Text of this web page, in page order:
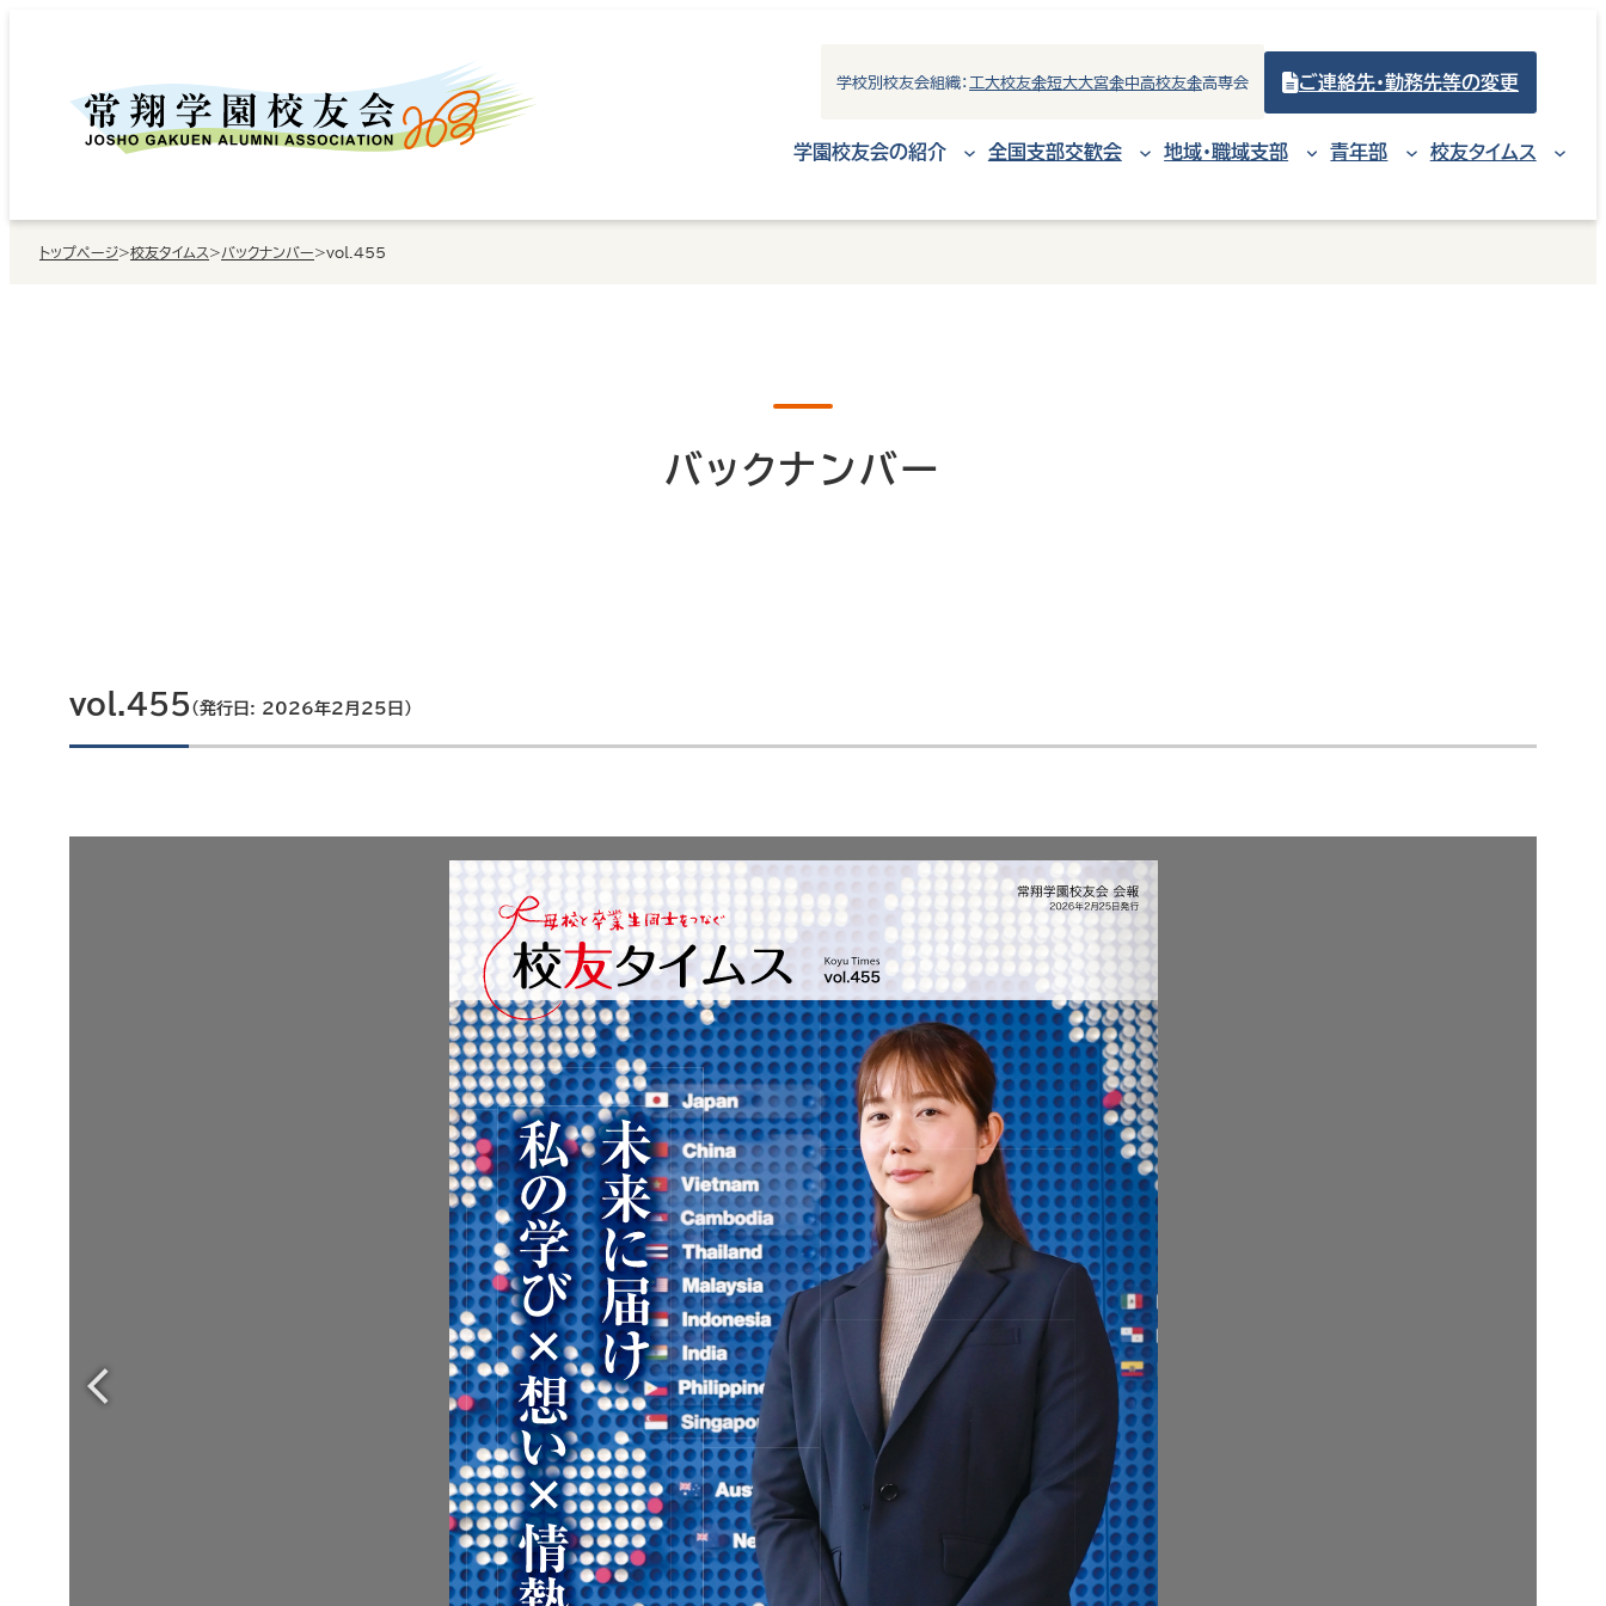
学校別校友会組織： 工大校友会短大大宮会中高校友会高専会 ご連絡先・勤務先等の変更
学園校友会の紹介 全国支部交歓会 地域・職域支部 青年部 校友タイムス
トップページ>校友タイムス >バックナンバー>vol.455
バックナンバー
vol.455 （発行日: 2026年2月25日）